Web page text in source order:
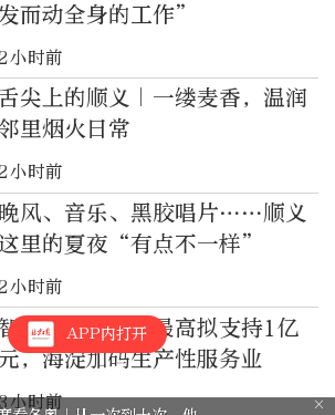
发而动全身的工作”
小时前
尖上的顺义｜一缕麦香，温润
里烟火日常
小时前
晚风、音乐、黑胶唱片……顺义
里的夏夜“有点不一样”
小时前
智能制造新项目最高拟支持1亿
元，海淀加码生产性服务业
小时前
APP内打开